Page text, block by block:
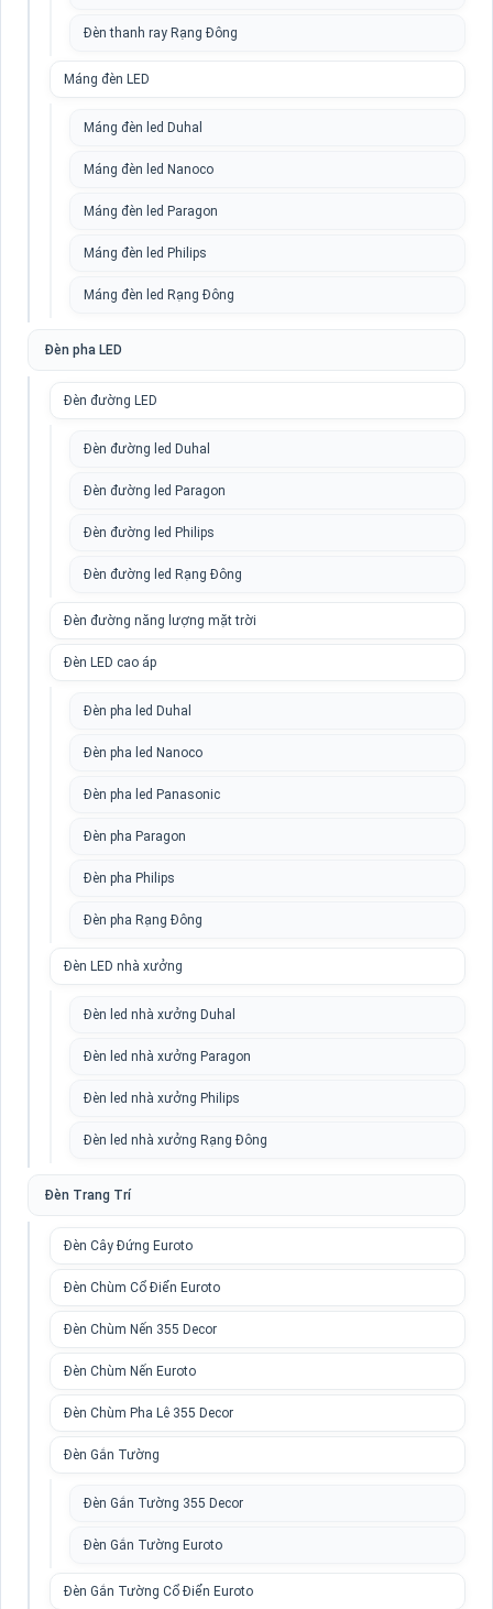
Đèn thanh ray Rạng Đông
Máng đèn LED
Máng đèn led Duhal
Máng đèn led Nanoco
Máng đèn led Paragon
Máng đèn led Philips
Máng đèn led Rạng Đông
Đèn pha LED
Đèn đường LED
Đèn đường led Duhal
Đèn đường led Paragon
Đèn đường led Philips
Đèn đường led Rạng Đông
Đèn đường năng lượng mặt trời
Đèn LED cao áp
Đèn pha led Duhal
Đèn pha led Nanoco
Đèn pha led Panasonic
Đèn pha Paragon
Đèn pha Philips
Đèn pha Rạng Đông
Đèn LED nhà xưởng
Đèn led nhà xưởng Duhal
Đèn led nhà xưởng Paragon
Đèn led nhà xưởng Philips
Đèn led nhà xưởng Rạng Đông
Đèn Trang Trí
Đèn Cây Đứng Euroto
Đèn Chùm Cổ Điển Euroto
Đèn Chùm Nến 355 Decor
Đèn Chùm Nến Euroto
Đèn Chùm Pha Lê 355 Decor
Đèn Gắn Tường
Đèn Gắn Tường 355 Decor
Đèn Gắn Tường Euroto
Đèn Gắn Tường Cổ Điển Euroto